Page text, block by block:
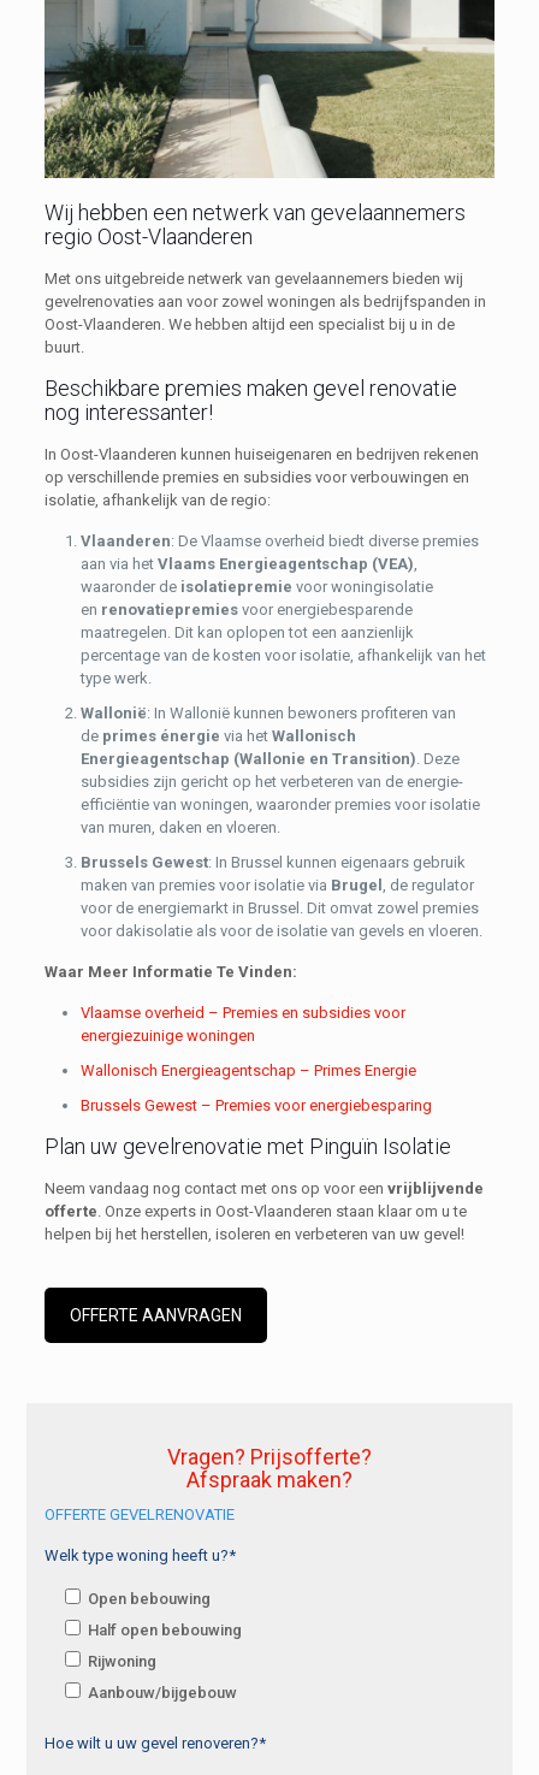
Wij hebben een netwerk van gevelaannemers
regio Oost-Vlaanderen
Met ons uitgebreide netwerk van gevelaannemers bieden wij
gevelrenovaties aan voor zowel woningen als bedrijfspanden in
Oost-Vlaanderen. We hebben altijd een specialist bij u in de
buurt.
Beschikbare premies maken gevel renovatie
nog interessanter!
In Oost-Vlaanderen kunnen huiseigenaren en bedrijven rekenen
op verschillende premies en subsidies voor verbouwingen en
isolatie, afhankelijk van de regio:
Vlaanderen: De Vlaamse overheid biedt diverse premies
aan via het Vlaams Energieagentschap (VEA)
waaronder de isolatiepremie voor woningisolatie
en renovatiepremiesvoor energiebesparende
maatregelen. Dit kan oplopen tot een aanzienlijk
percentage van de kosten voor isolatie, afhankelijk van het
type werk.
Wallonië: In Wallonië kunnen bewoners profiteren van
de primes énergie via het Wallonisch
Energieagentschap (Wallonie en Transition) . Deze
subsidies zijn gericht op het verbeteren van de energie-
efficiëntie van woningen, waaronder premies voor isolatie
van muren, daken en vloeren.
Brussels Gewest: In Brussel kunnen eigenaars gebruik
maken van premies voor isolatie via Brugel
, de regulator
voor de energiemarkt in Brussel. Dit omvat zowel premies
voor dakisolatie als voor de isolatie van gevels en vloeren.
Waar Meer Informatie Te Vinden:
Vlaamse overheid – Premies en subsidies voor
energiezuinige woningen
Wallonisch Energieagentschap – Primes Energie
Brussels Gewest – Premies voor energiebesparing
Plan uw gevelrenovatie met Pinguïn Isolatie
Neem vandaag nog contact met ons op voor een vrijblijvende
offerte . Onze experts in Oost-Vlaanderen staan klaar om u te
helpen bij het herstellen, isoleren en verbeteren van uw gevel!
OFFERTE AANVRAGEN
Vragen? Prijsofferte?
Afspraak maken?
OFFERTE GEVELRENOVATIE
Welk type woning heeft u?*
Open bebouwing
Half open bebouwing
Rijwoning
Aanbouw/bijgebouw
Hoe wilt u uw gevel renoveren?*